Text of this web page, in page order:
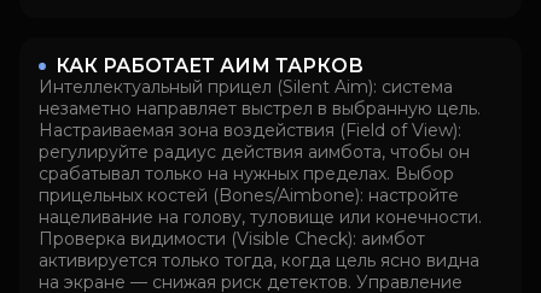
КАК РАБОТАЕТ АИМ ТАРКОВ
Интеллектуальный прицел (Silent Aim): система
незаметно направляет выстрел в выбранную цель.
Настраиваемая зона воздействия (Field of View):
регулируйте радиус действия аимбота, чтобы он
срабатывал только на нужных пределах. Выбор
прицельных костей (Bones/Aimbone): настройте
нацеливание на голову, туловище или конечности.
Проверка видимости (Visible Check): аимбот
активируется только тогда, когда цель ясно видна
на экране — снижая риск детектов. Управление